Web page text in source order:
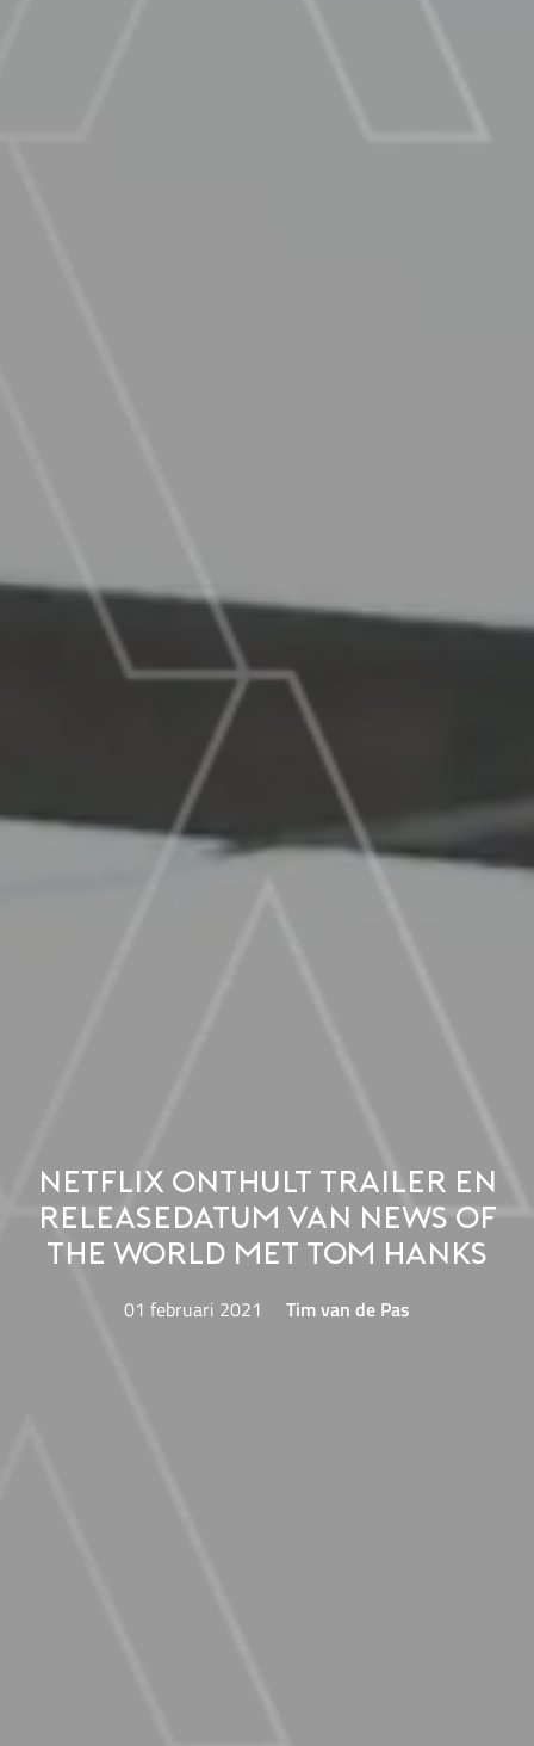
Netflix onthult trailer en
releasedatum van News of
the World met Tom Hanks
01 februari 2021 Tim van de Pas